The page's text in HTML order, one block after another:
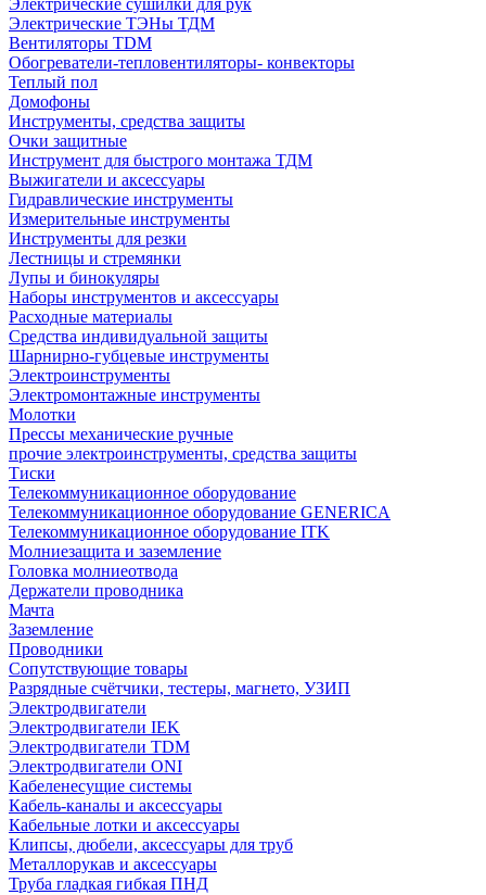
Электрические сушилки для рук
Электрические ТЭНы ТДМ
Вентиляторы TDM
Обогреватели-тепловентиляторы- конвекторы
Теплый пол
Домофоны
Инструменты, средства защиты
Очки защитные
Инструмент для быстрого монтажа ТДМ
Выжигатели и аксессуары
Гидравлические инструменты
Измерительные инструменты
Инструменты для резки
Лестницы и стремянки
Лупы и бинокуляры
Наборы инструментов и аксессуары
Расходные материалы
Средства индивидуальной защиты
Шарнирно-губцевые инструменты
Электроинструменты
Электромонтажные инструменты
Молотки
Прессы механические ручные
прочие электроинструменты, средства защиты
Тиски
Телекоммуникационное оборудование
Телекоммуникационное оборудование GENERICA
Телекоммуникационное оборудование ITK
Молниезащита и заземление
Головка молниеотвода
Держатели проводника
Мачта
Заземление
Проводники
Сопутствующие товары
Разрядные счётчики, тестеры, магнето, УЗИП
Электродвигатели
Электродвигатели IEK
Электродвигатели TDM
Электродвигатели ONI
Кабеленесущие системы
Кабель-каналы и аксессуары
Кабельные лотки и аксессуары
Клипсы, дюбели, аксессуары для труб
Металлорукав и аксессуары
Труба гладкая гибкая ПНД